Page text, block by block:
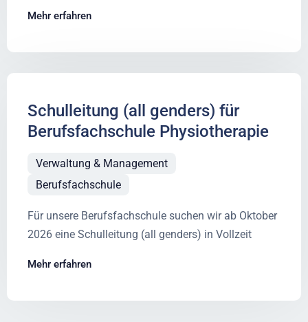
Mehr erfahren
Schulleitung (all genders) für
Berufsfachschule Physiotherapie
Verwaltung & Management
Berufsfachschule
Für unsere Berufsfachschule suchen wir ab Oktober
2026 eine Schulleitung (all genders) in Vollzeit
Mehr erfahren